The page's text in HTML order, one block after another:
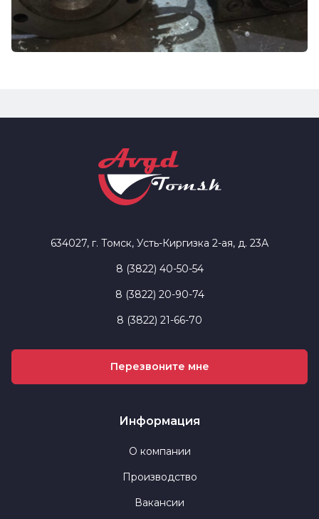
634027, г. Томск, Усть-Киргизка 2-ая, д. 23А
8 (3822) 40-50-54
8 (3822) 20-90-74
8 (3822) 21-66-70
Перезвоните мне
Информация
О компании
Производство
Вакансии